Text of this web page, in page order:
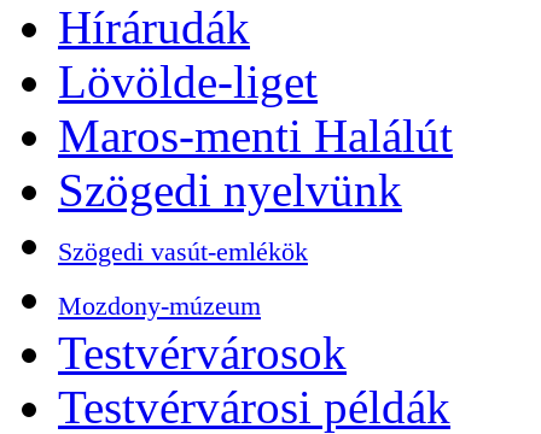
Hírárudák
Lövölde-liget
Maros-menti Halálút
Szögedi nyelvünk
Szögedi vasút-emlékök
Mozdony-múzeum
Testvérvárosok
Testvérvárosi példák